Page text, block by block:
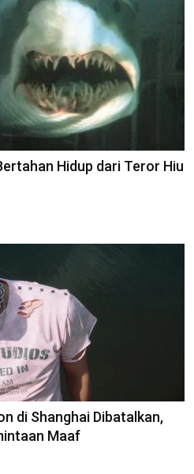
Hidup dari Teror Hiu
di Shanghai Dibatalkan,
Maaf